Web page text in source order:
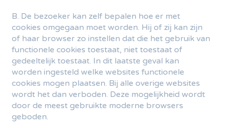
B. De bezoeker kan zelf bepalen hoe er met
cookies omgegaan moet worden. Hij of zij kan zijn
of haar browser zo instellen dat die het gebruik van
functionele cookies toestaat, niet toestaat of
gedeeltelijk toestaat. In dit laatste geval kan
worden ingesteld welke websites functionele
cookies mogen plaatsen. Bij alle overige websites
wordt het dan verboden. Deze mogelijkheid wordt
door de meest gebruikte moderne browsers
geboden.